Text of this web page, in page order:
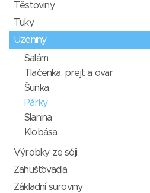
Těstoviny
Tuky
Uzeniny
Salám
Tlačenka, prejt a ovar
Šunka
Párky
Slanina
Klobása
Výrobky ze sóji
Zahušťovadla
Základní suroviny